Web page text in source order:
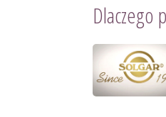
Dlaczego